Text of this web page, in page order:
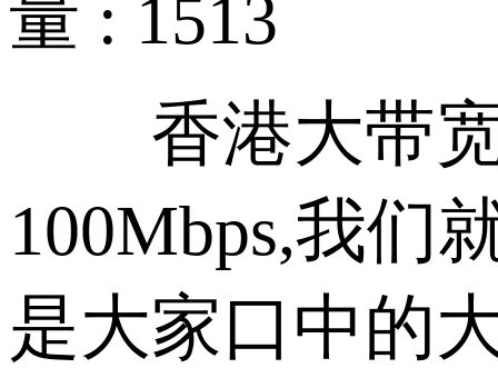
量 : 1513
香港大带宽
100Mbps,我们
是大家口中的